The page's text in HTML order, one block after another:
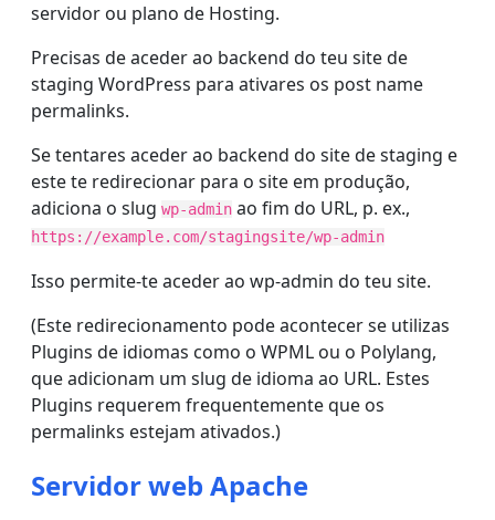
servidor ou plano de Hosting.
Precisas de aceder ao backend do teu site de
staging WordPress para ativares os post name
permalinks.
Se tentares aceder ao backend do site de staging e
este te redirecionar para o site em produção,
adiciona o slug wp-admin ao fim do URL, p. ex.,
https://example.com/stagingsite/wp-admin
Isso permite-te aceder ao wp-admin do teu site.
(Este redirecionamento pode acontecer se utilizas
Plugins de idiomas como o WPML ou o Polylang,
que adicionam um slug de idioma ao URL. Estes
Plugins requerem frequentemente que os
permalinks estejam ativados.)
Servidor web Apache